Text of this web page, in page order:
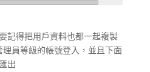
記得把用戶資料也都一起複製
員等級的帳號登入，並且下面
出